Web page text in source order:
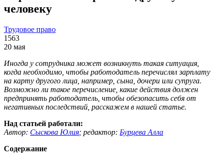
человеку
Трудовое право
1563
20 мая
Иногда у сотрудника может возникнуть такая ситуация,
когда необходимо, чтобы работодатель перечислял зарплату
на карту другого лица, например, сына, дочери или супруга.
Возможно ли такое перечисление, какие действия должен
предпринять работодатель, чтобы обезопасить себя от
негативных последствий, расскажем в нашей статье.
Над статьей работали:
Автор: Сыскова Юлия; редактор: Бурцева Алла
Содержание